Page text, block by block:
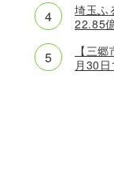
埼玉ふ
22.85
【三
月30